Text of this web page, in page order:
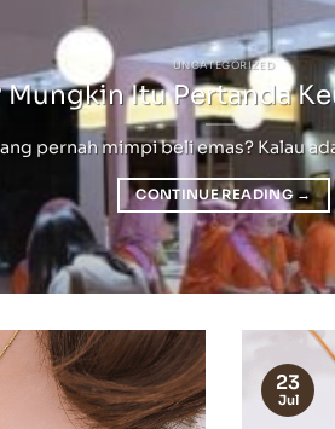
UNCATEGORIZED
Mungkin Itu Pertanda
pernah mimpi beli emas? Kalau
CONTINUE READING→
23
Jul